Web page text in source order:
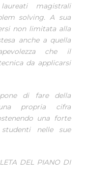
magistrali
solving. A sua
non limitata alla
anche a quella
che il
da applicarsi
di fare della
propria cifra
una forte
nelle sue
DEL PIANO DI